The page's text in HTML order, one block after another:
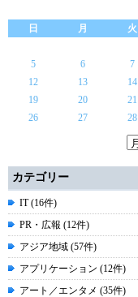
日
月 火
5
6 7
12
13 14
19
20 21
26
27 28
カテゴリー
IT (16件)
PR・広報 (12件)
アジア地域 (57件)
アプリケーション (12件)
アート／エンタメ (35件)